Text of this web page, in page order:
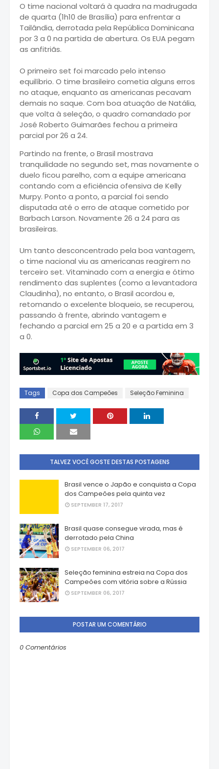
O time nacional voltará à quadra na madrugada
de quarta (1h10 de Brasília) para enfrentar a
Tailândia, derrotada pela República Dominicana
por 3 a 0 na partida de abertura. Os EUA pegam
as anfitriãs.
O primeiro set foi marcado pelo intenso
equilíbrio. O time brasileiro cometia alguns erros
no ataque, enquanto as americanas pecavam
demais no saque. Com boa atuação de Natália,
que volta à seleção, o quadro comandado por
José Roberto Guimarães fechou a primeira
parcial por 26 a 24.
Partindo na frente, o Brasil mostrava
tranquilidade no segundo set, mas novamente o
duelo ficou parelho, com a equipe americana
contando com a eficiência ofensiva de Kelly
Murpy. Ponto a ponto, a parcial foi sendo
disputada até o erro de ataque cometido por
Barbach Larson. Novamente 26 a 24 para as
brasileiras.
Um tanto desconcentrado pela boa vantagem,
o time nacional viu as americanas reagirem no
terceiro set. Vitaminado com a energia e ótimo
rendimento das suplentes (como a levantadora
Claudinha), no entanto, o Brasil acordou e,
retomando o excelente bloqueio, se recuperou,
passando à frente, abrindo vantagem e
fechando a parcial em 25 a 20 e a partida em 3
a 0.
Tags Copa dos Campeões Seleção Feminina
TALVEZ VOCÊ GOSTE DESTAS POSTAGENS
Brasil vence o Japão e conquista a Copa
dos Campeões pela quinta vez
SEPTEMBER 17, 2017
Brasil quase consegue virada, mas é
derrotado pela China
SEPTEMBER 06, 2017
Seleção feminina estreia na Copa dos
Campeões com vitória sobre a Rússia
SEPTEMBER 06, 2017
POSTAR UM COMENTÁRIO
0 Comentários